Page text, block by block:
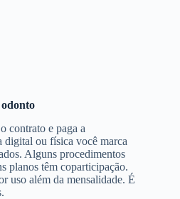
contrato e paga a
digital ou física você marca
Alguns procedimentos
planos têm coparticipação.
uso além da mensalidade. É